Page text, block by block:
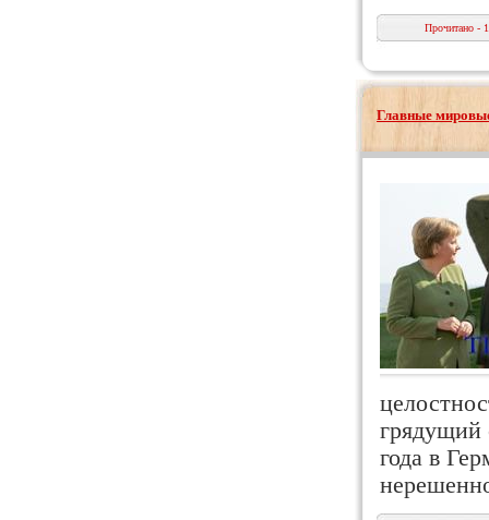
Прочитано -
Главные
грядущий
года в